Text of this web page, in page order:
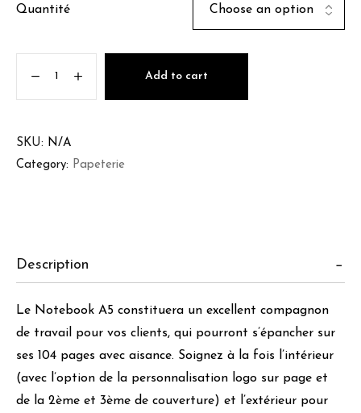
Quantité
Add to cart
SKU: N/A
Category: Papeterie
Description
Le Notebook A5 constituera un excellent compagnon
de travail pour vos clients, qui pourront s’épancher sur
ses 104 pages avec aisance. Soignez à la fois l’intérieur
(avec l’option de la personnalisation logo sur page et
de la 2ème et 3ème de couverture) et l’extérieur pour